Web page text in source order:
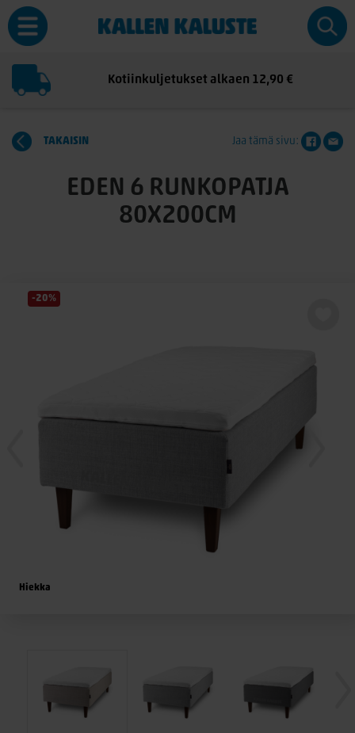
Kotiinkuljetukset alkaen 12,90 €
TAKAISIN Jaa tämä sivu:
EDEN 6 RUNKOPATJA
80X200CM
-20%
Hiekka